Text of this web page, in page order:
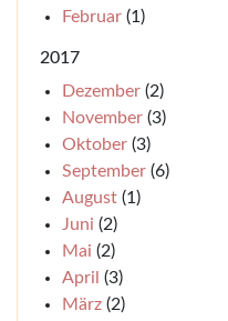
Februar (1)
2017
Dezember (2)
November (3)
Oktober (3)
September (6)
August (1)
Juni (2)
Mai (2)
April (3)
März (2)